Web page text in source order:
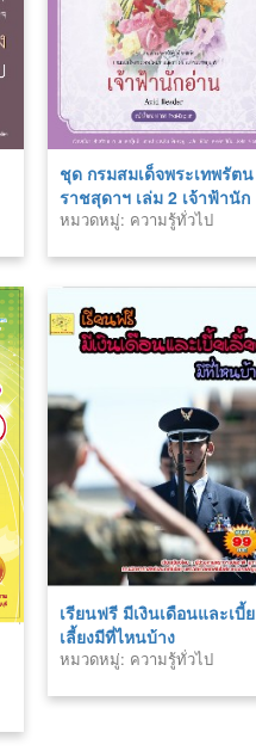
ชุด กรมสมเด็จพระเทพรัตน
ราชสุดาฯ เล่ม 2 เจ้าฟ้านัก
อ่าน
หมวดหมู่: ความรู้ทั่วไป
เรียนฟรี มีเงินเดือนและเบี้ย
เลี้ยงมีที่ไหนบ้าง
หมวดหมู่: ความรู้ทั่วไป